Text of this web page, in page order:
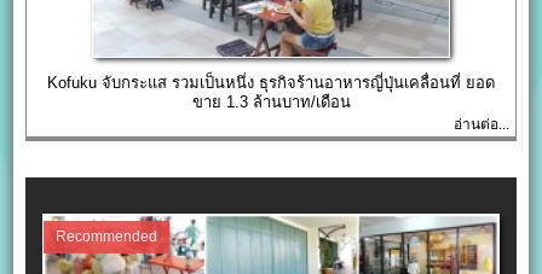
Kofuku จับกระแส รวมเป็นหนึ่ง ธุรกิจร้านอาหารญี่ปุ่นเคลื่อนที่ ยอด
ขาย 1.3 ล้านบาท/เดือน
อ่านต่อ...
Recommended